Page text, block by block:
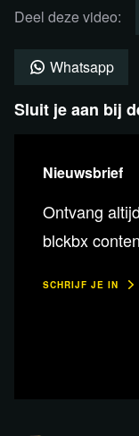
Deel deze video:
Whatsapp
Sluit je aan bij
Nieuwsbrief
Ontvang
blckbx
SCHRIJF JE IN